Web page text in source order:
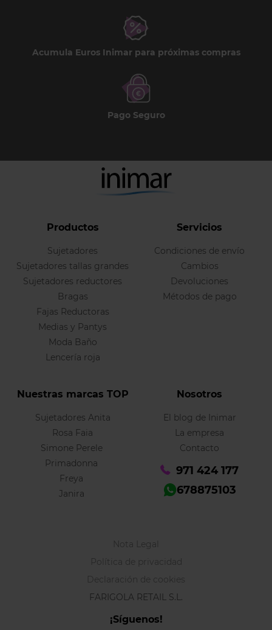
Acumula Euros Inimar para próximas compras
Pago Seguro
Productos
Sujetadores
Sujetadores tallas grandes
Sujetadores reductores
Bragas
Fajas Reductoras
Medias y Pantys
Moda Baño
Lencería roja
Servicios
Condiciones de envío
Cambios
Devoluciones
Métodos de pago
Nuestras marcas TOP
Sujetadores Anita
Rosa Faia
Simone Perele
Primadonna
Freya
Janira
Nosotros
El blog de Inimar
La empresa
Contacto
971 424 177
678875103
Nota Legal
Política de privacidad
Declaración de cookies
FARIGOLA RETAIL S.L.
¡Síguenos!